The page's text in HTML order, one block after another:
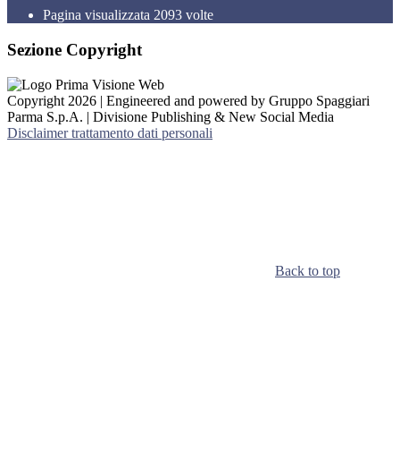
Pagina visualizzata 2093 volte
Sezione Copyright
Copyright 2026 | Engineered and powered by Gruppo Spaggiari
Parma S.p.A. | Divisione Publishing & New Social Media
Disclaimer trattamento dati personali
Back to top